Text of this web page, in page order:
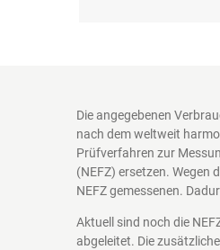
Die angegebenen
nach dem weltweit
Prüfverfahren zur
(NEFZ) ersetzen. Wegen
NEFZ gemessenen.
Aktuell sind noch die
abgeleitet. Die